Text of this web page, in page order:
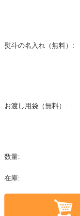
熨斗の名入れ（無料）:
お渡し用袋（無料）:
数量:
在庫: